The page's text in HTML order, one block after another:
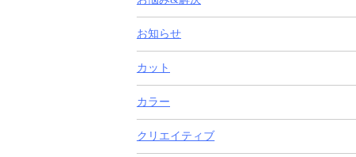
お知らせ
カット
カラー
クリエイティブ